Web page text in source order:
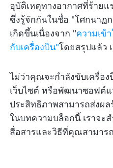
อุบัติเหตุทางอากาศที่ร้าย
ซึ่งรู้จักกันในชื่อ "โศกนาฏ
เกิดขึ้นเนื่องจาก "ความเข้
กับเครื่องบิน"โดยสรุปแล้ว
ไม่ว่าคุณจะกำลังขับเครื่อง
เว็บไซต์ หรือพัฒนาซอฟต์แ
ประสิทธิภาพสามารถส่งผล
ในบทความบล็อกนี้ เราจะ
สื่อสารและวิธีที่คุณสามาร